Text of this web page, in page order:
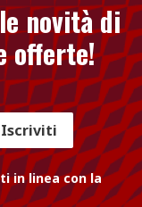
novità di
offerte!
Iscriviti
in linea con la